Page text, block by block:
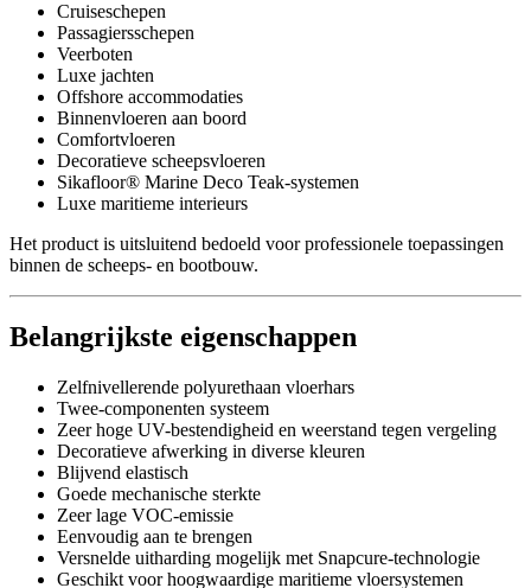
Cruiseschepen
Passagiersschepen
Veerboten
Luxe jachten
Offshore accommodaties
Binnenvloeren aan boord
Comfortvloeren
Decoratieve scheepsvloeren
Sikafloor® Marine Deco Teak-systemen
Luxe maritieme interieurs
Het product is uitsluitend bedoeld voor professionele toepassingen
binnen de scheeps- en bootbouw.
Belangrijkste eigenschappen
Zelfnivellerende polyurethaan vloerhars
Twee-componenten systeem
Zeer hoge UV-bestendigheid en weerstand tegen vergeling
Decoratieve afwerking in diverse kleuren
Blijvend elastisch
Goede mechanische sterkte
Zeer lage VOC-emissie
Eenvoudig aan te brengen
Versnelde uitharding mogelijk met Snapcure-technologie
Geschikt voor hoogwaardige maritieme vloersystemen